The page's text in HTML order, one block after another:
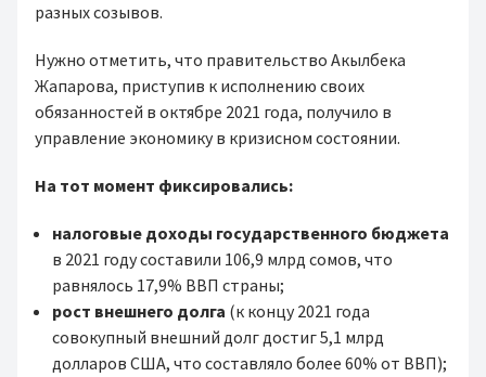
разных созывов.
Нужно отметить, что правительство Акылбека
Жапарова, приступив к исполнению своих
обязанностей в октябре 2021 года, получило в
управление экономику в кризисном состоянии.
На тот момент фиксировались:
налоговые доходы государственного бюджета
в 2021 году составили 106,9 млрд сомов, что
равнялось 17,9% ВВП страны;
рост внешнего долга (к концу 2021 года
совокупный внешний долг достиг 5,1 млрд
долларов США, что составляло более 60% от ВВП);